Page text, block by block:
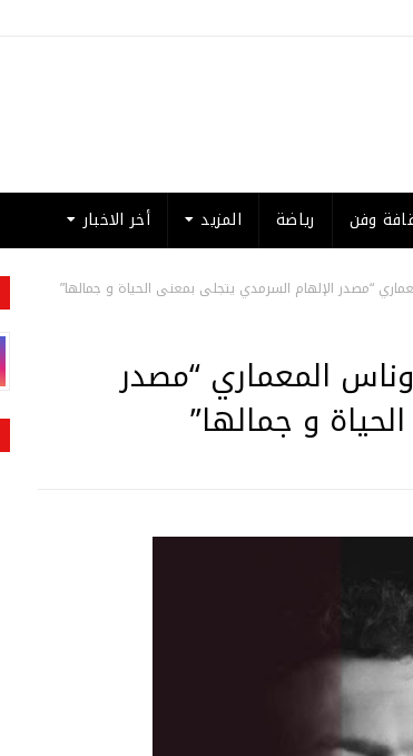
وفن رياضة المزيد أخر الاخبار
“مصدر الإلهام السرمدي يتجلى بمعنى الحياة و جمالها”
المعماري “مصدر
و جمالها”